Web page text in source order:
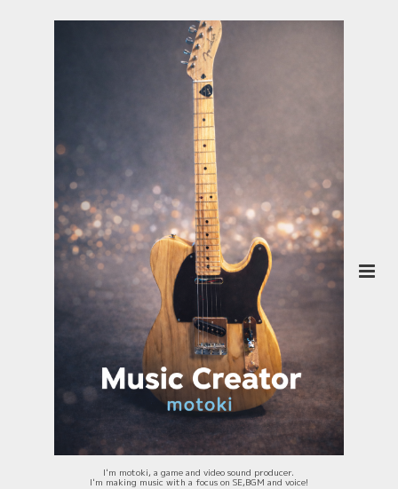
I'm motoki, a game and video sound producer.
I'm making music with a focus on SE,BGM and voice!